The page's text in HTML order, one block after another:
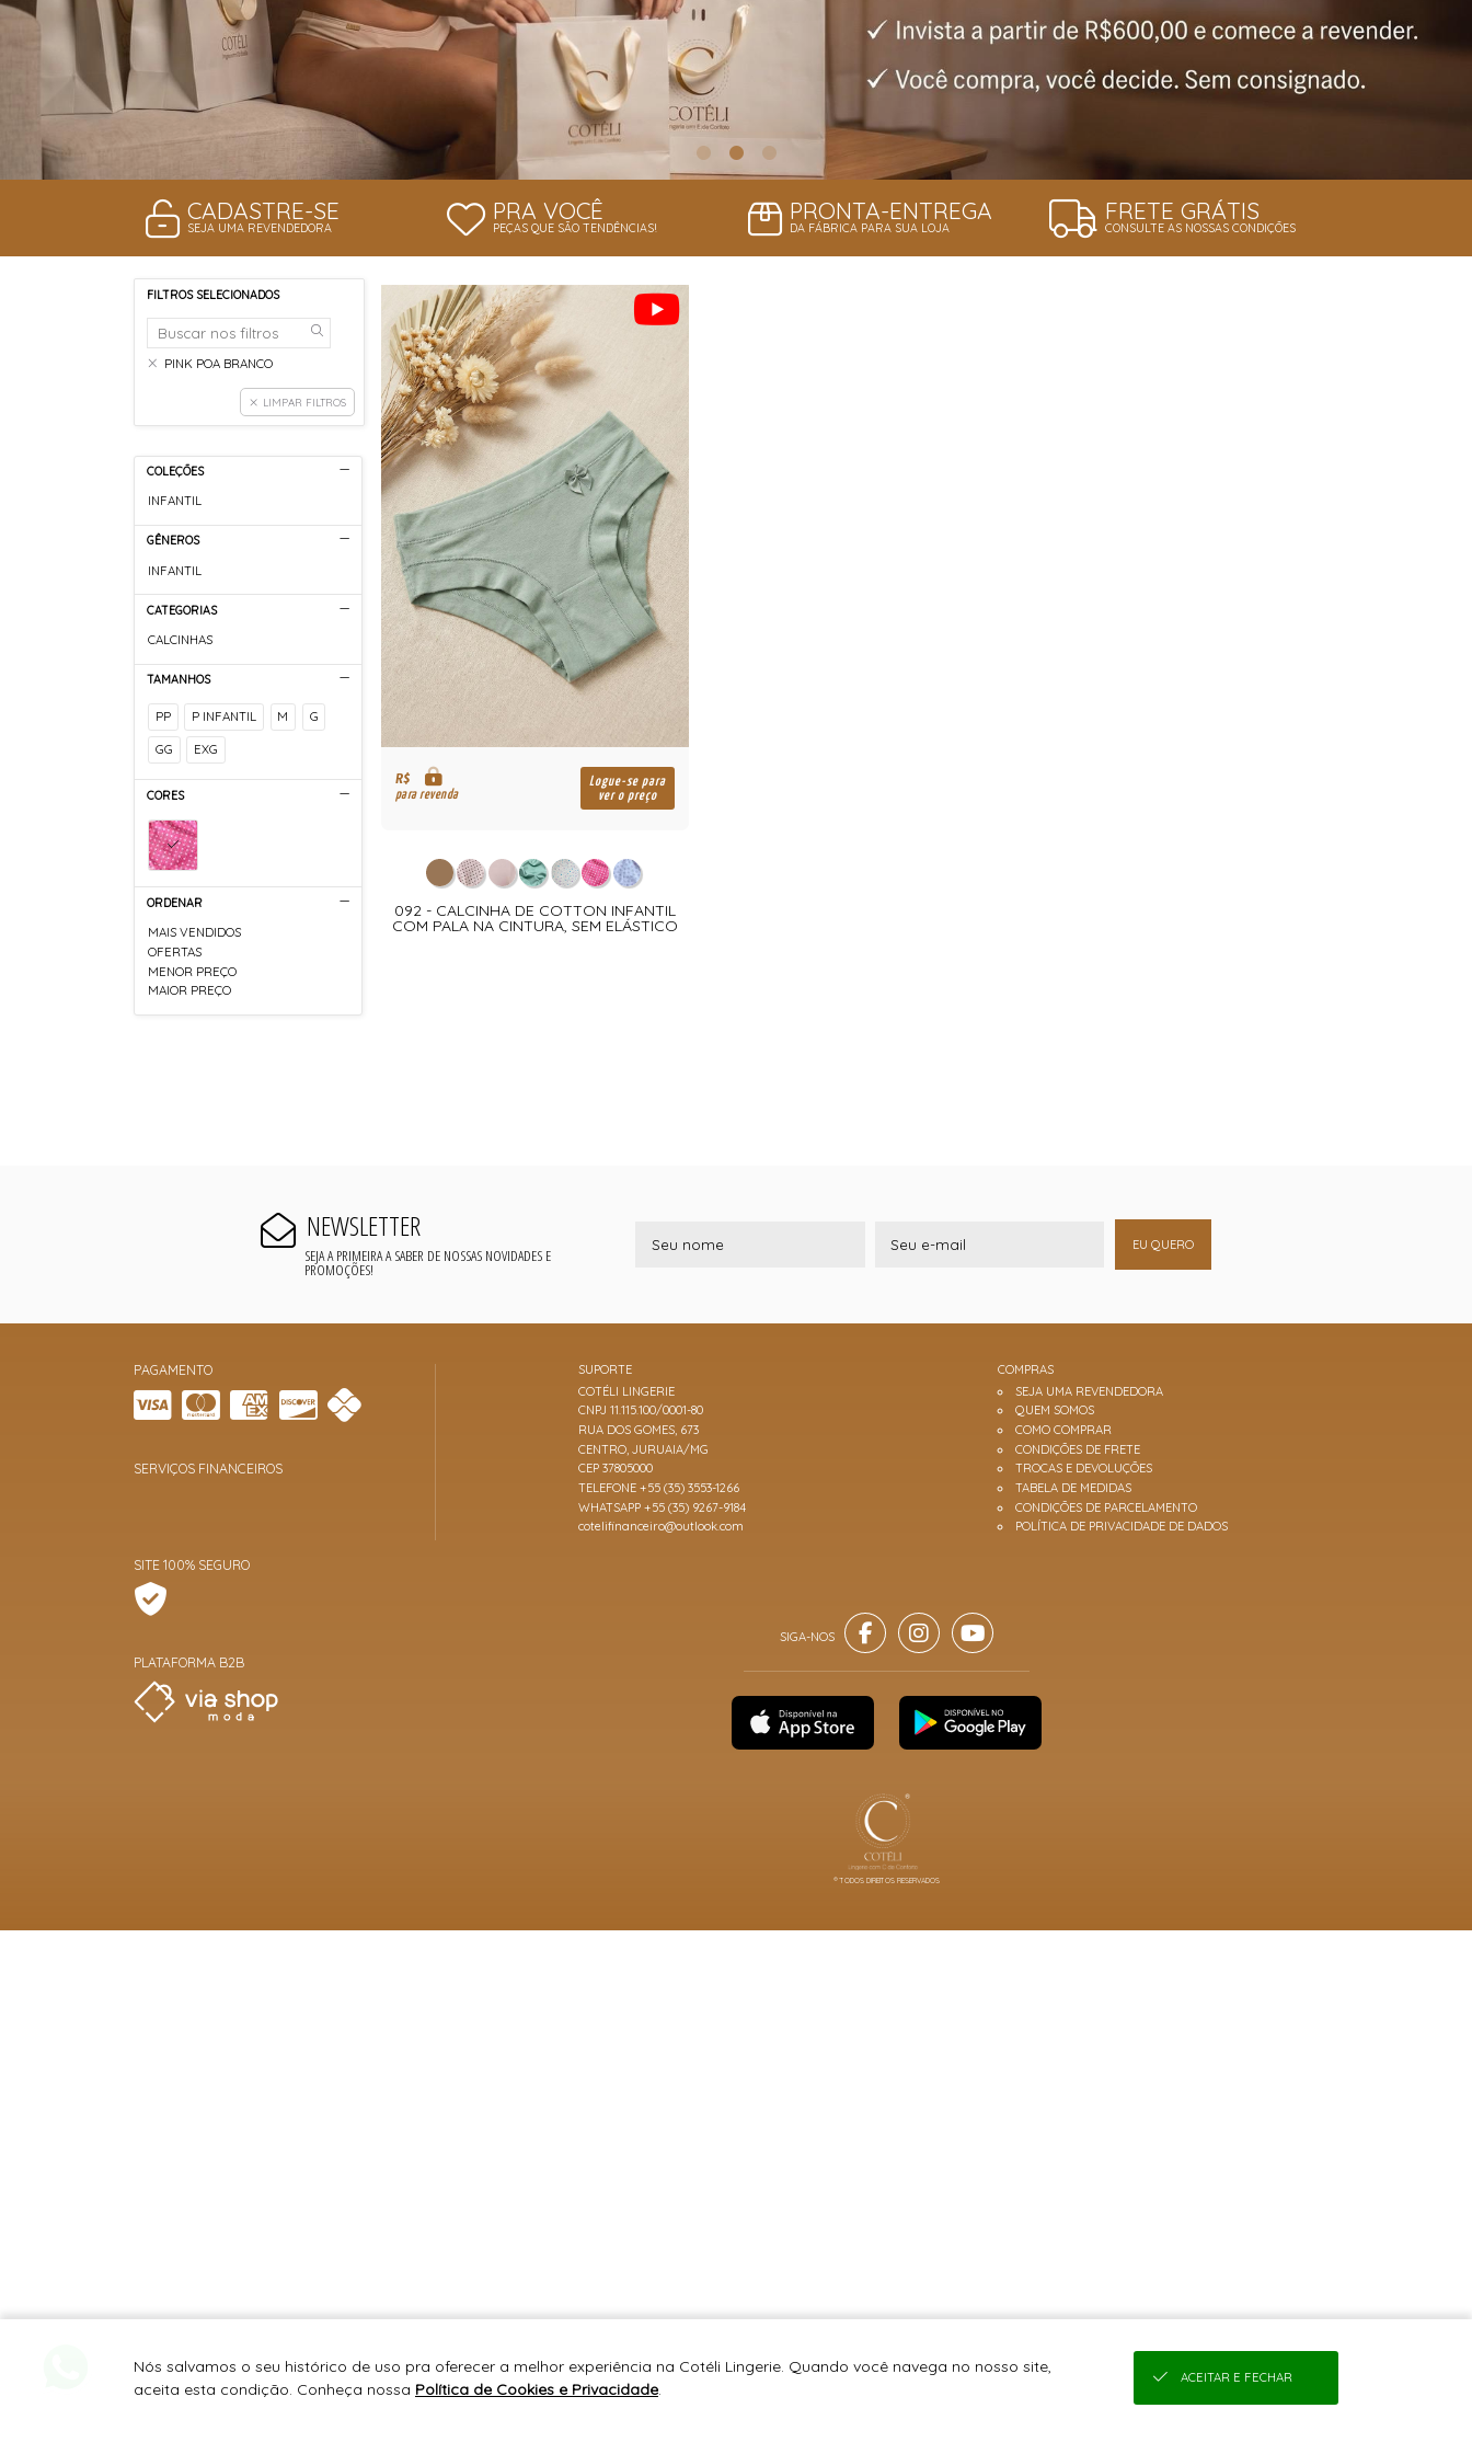
CADASTRE-SE
SEJA UMA REVENDEDORA
PRA VOCÊ
PEÇAS QUE SÃO TENDÊNCIAS!
PRONTA-ENTREGA
DA FÁBRICA PARA SUA LOJA
FRETE GRÁTIS
CONSULTE AS NOSSAS CONDIÇÕES
FILTROS SELECIONADOS
PINK POA BRANCO
LIMPAR FILTROS
COLEÇÕES
INFANTIL
GÊNEROS
INFANTIL
CATEGORIAS
CALCINHAS
TAMANHOS
PP P INFANTIL M G
GG EXG
CORES
ORDENAR
MAIS VENDIDOS
OFERTAS
MENOR PREÇO
MAIOR PREÇO
R$
para revenda
Logue-se para
ver o preço
092 - CALCINHA DE COTTON INFANTIL
COM PALA NA CINTURA, SEM ELÁSTICO
NEWSLETTER
SEJA A PRIMEIRA A SABER DE NOSSAS NOVIDADES E
PROMOÇÕES!
EU QUERO
PAGAMENTO
SERVIÇOS FINANCEIROS
SITE 100% SEGURO
PLATAFORMA B2B
SUPORTE
COTÉLI LINGERIE
CNPJ 11.115.100/0001-80
RUA DOS GOMES, 673
CENTRO, JURUAIA/MG
CEP 37805000
TELEFONE +55 (35) 3553-1266
WHATSAPP +55 (35) 9267-9184
cotelifinanceiro@outlook.com
COMPRAS
SEJA UMA REVENDEDORA
QUEM SOMOS
COMO COMPRAR
CONDIÇÕES DE FRETE
TROCAS E DEVOLUÇÕES
TABELA DE MEDIDAS
CONDIÇÕES DE PARCELAMENTO
POLÍTICA DE PRIVACIDADE DE DADOS
® TODOS DIREITOS RESERVADOS
Nós salvamos o seu histórico de uso pra oferecer a melhor experiência na Cotéli Lingerie. Quando você navega no nosso site,
aceita esta condição. Conheça nossa Política de Cookies e Privacidade.
ACEITAR E FECHAR